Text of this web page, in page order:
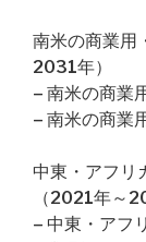
南米の商業用
2031年）
– 南米の商業
– 南米の商業
中東・アフリ
（2021年～
– 中東・アフ